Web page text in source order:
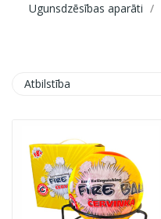
Ugunsdzēsības aparāti
Atbilstība